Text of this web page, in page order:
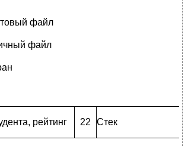
файл
файл
рейтинг 22 Стек